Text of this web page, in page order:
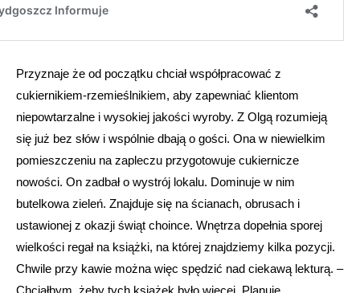
Przyznaje że od początku chciał współpracować z
cukiernikiem-rzemieślnikiem, aby zapewniać klientom
niepowtarzalne i wysokiej jakości wyroby. Z Olgą rozumieją
się już bez słów i wspólnie dbają o gości. Ona w niewielkim
pomieszczeniu na zapleczu przygotowuje cukiernicze
nowości. On zadbał o wystrój lokalu. Dominuje w nim
butelkowa zieleń. Znajduje się na ścianach, obrusach i
ustawionej z okazji świąt choince. Wnętrza dopełnia sporej
wielkości regał na książki, na której znajdziemy kilka pozycji.
Chwile przy kawie można więc spędzić nad ciekawą lekturą. –
Chciałbym, żeby tych książek było więcej. Planuję